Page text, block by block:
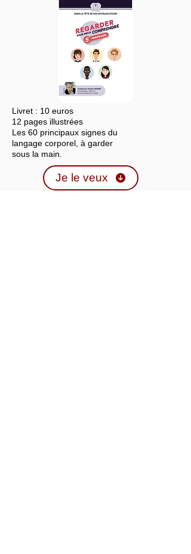
Livret : 10 euros
12 pages illustrées
Les 60 principaux signes du
langage corporel, à garder
sous la main.
Je le veux